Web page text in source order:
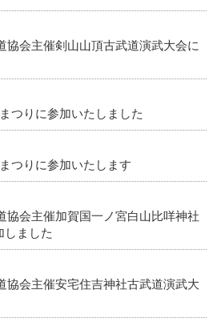
協会主催剣山山頂古武道演武大会に
つりに参加いたしました
つりに参加いたします
協会主催加賀国一ノ宮白山比咩神社
しました
協会主催安宅住吉神社古武道演武大